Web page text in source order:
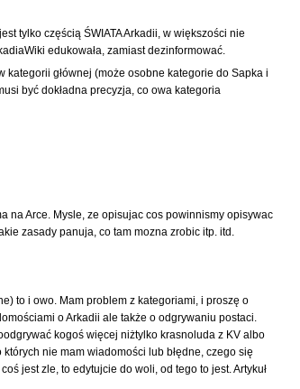
tylko częścią ŚWIATA Arkadii, w większości nie
edukowała, zamiast dezinformować.
głównej (może osobne kategorie do Sapka i
być dokładna precyzja, co owa kategoria
na Arce. Mysle, ze opisujac cos powinnismy opisywac
zasady panuja, co tam mozna zrobic itp. itd.
to i owo. Mam problem z kategoriami, i proszę o
o Arkadii ale także o odgrywaniu postaci.
kogoś więcej niżtylko krasnoluda z KV albo
nie mam wiadomości lub błędne, czego się
jest zle, to edytujcie do woli, od tego to jest. Artykuł